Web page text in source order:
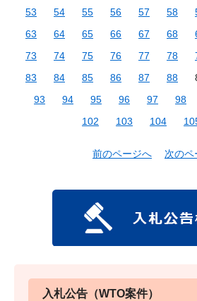
53
54 55 56 57 58
63
64 65 66 67 68
73
74 75 76 77 78
83
84 85 86 87 88
93
94 95 96 97 98
102
103 104
前のページへ 次のペ
入札公告（WTO案件）